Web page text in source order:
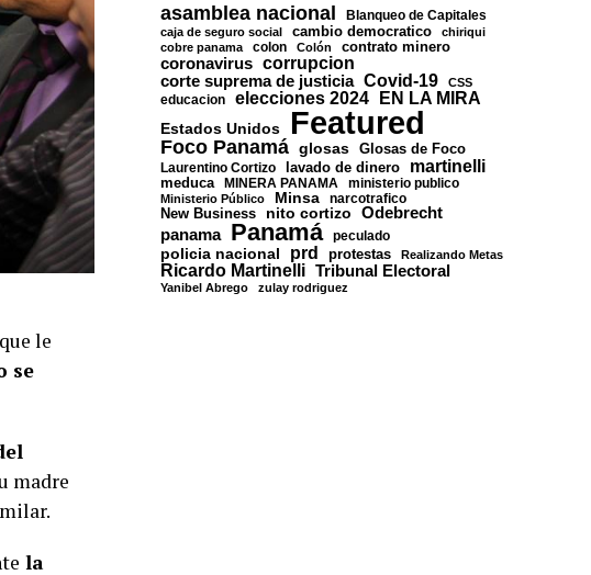
le
se
madre
la
asamblea nacional Blanqueo de Capitales
caja de seguro social cambio democratico
chiriqui
cobre panama
colon Colón contrato minero
coronavirus corrupcion
corte suprema de justicia Covid-19 CSS
educacion elecciones 2024 EN LA MIRA
Estados Unidos Featured
Foco Panamá glosas Glosas de Foco
Laurentino Cortizo lavado de dinero martinelli
meduca MINERA PANAMA ministerio publico
Ministerio Público Minsa
narcotrafico
New Business
nito cortizo Odebrecht
panama Panamá peculado
policia nacional prd protestas Realizando Metas
Ricardo Martinelli Tribunal Electoral
Yanibel Abrego zulay rodriguez